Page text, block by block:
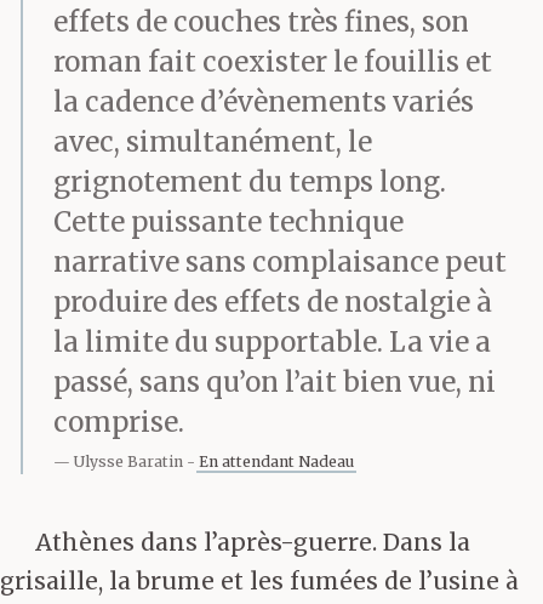
effets de couches très fines, son
roman fait coexister le fouillis et
la cadence d’évènements variés
avec, simultanément, le
grignotement du temps long.
Cette puissante technique
narrative sans complaisance peut
produire des effets de nostalgie à
la limite du supportable. La vie a
passé, sans qu’on l’ait bien vue, ni
comprise.
Ulysse Baratin En attendant Nadeau
Athènes dans l’après-guerre. Dans la
grisaille, la brume et les fumées de l’usine à